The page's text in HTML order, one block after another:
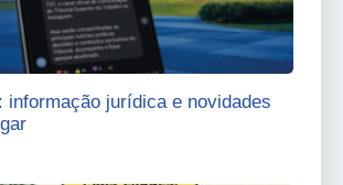
informação jurídica e novidades